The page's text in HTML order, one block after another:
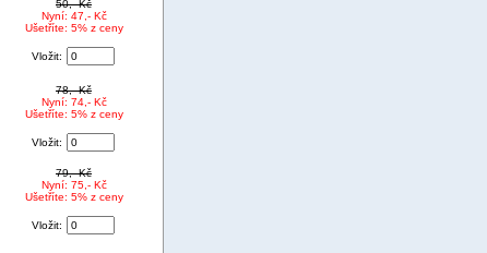
50,- Kč
Nyní: 47,- Kč
Ušetříte: 5% z ceny
Vložit:
78,- Kč
Nyní: 74,- Kč
Ušetříte: 5% z ceny
Vložit:
79,- Kč
Nyní: 75,- Kč
Ušetříte: 5% z ceny
Vložit: